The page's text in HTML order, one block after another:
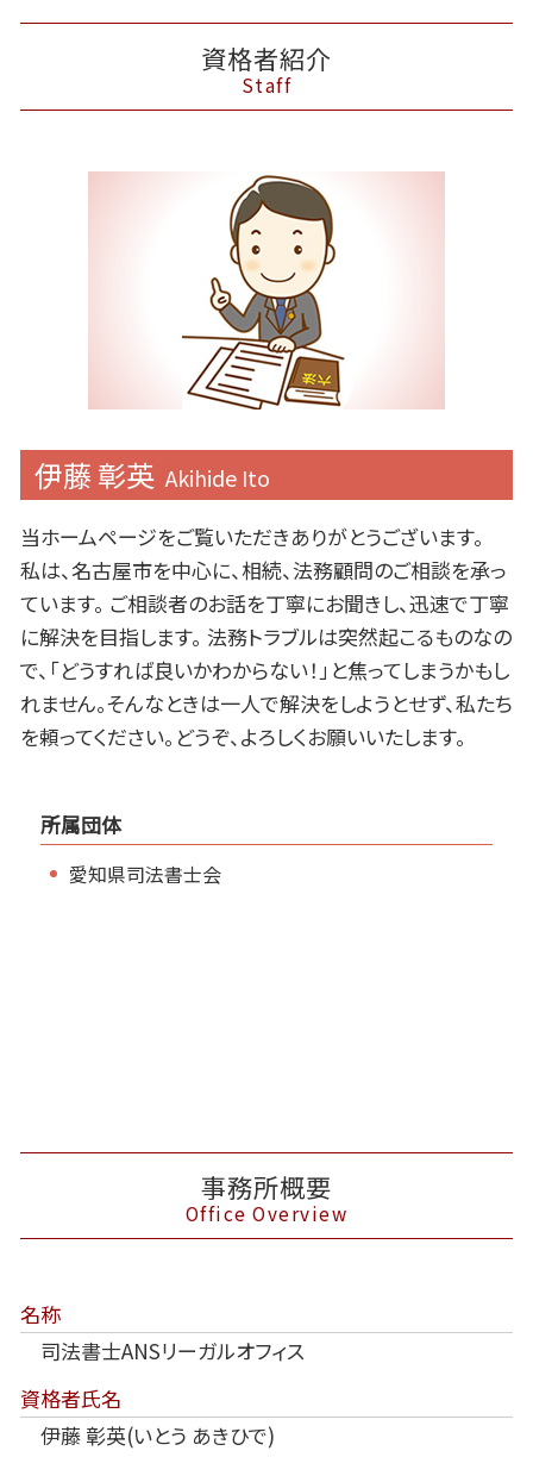
資格者紹介
Staff
伊藤 彰英 Akihide Ito
当ホームページをご覧いただきありがとうございます。
私は、名古屋市を中心に、相続、法務顧問のご相談を承っ
ています。 ご相談者のお話を丁寧にお聞きし、迅速で丁寧
に解決を目指します。 法務トラブルは突然起こるものなの
で、「どうすれば良いかわからない！」と焦ってしまうかもし
れません。そんなときは一人で解決をしようとせず、私たち
を頼ってください。どうぞ、よろしくお願いいたします。
所属団体
愛知県司法書士会
事務所概要
Office Overview
名称
司法書士ANSリーガルオフィス
資格者氏名
伊藤 彰英(いとう あきひで)